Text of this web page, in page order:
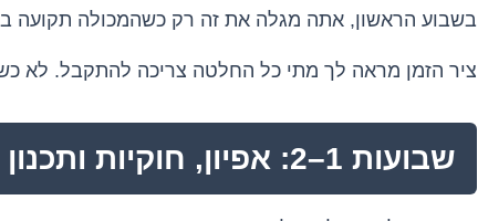
בשבוע הראשון, אתה מגלה את זה רק כשהמכולה תקועה
ציר הזמן מראה לך מתי כל החלטה צריכה להתקבל. לא
שבועות 1–2: אפיון, חוקיות ותכנון תקציב